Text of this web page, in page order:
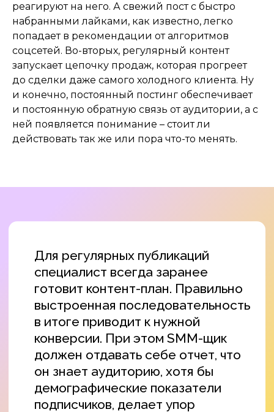
реагируют на него. А свежий пост с быстро
набранными лайками, как известно, легко
попадает в рекомендации от алгоритмов
соцсетей. Во-вторых, регулярный контент
запускает цепочку продаж, которая прогреет
до сделки даже самого холодного клиента. Ну
и конечно, постоянный постинг обеспечивает
и постоянную обратную связь от аудитории, а с
ней появляется понимание – стоит ли
действовать так же или пора что-то менять.